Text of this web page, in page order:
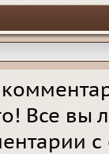
Все вы